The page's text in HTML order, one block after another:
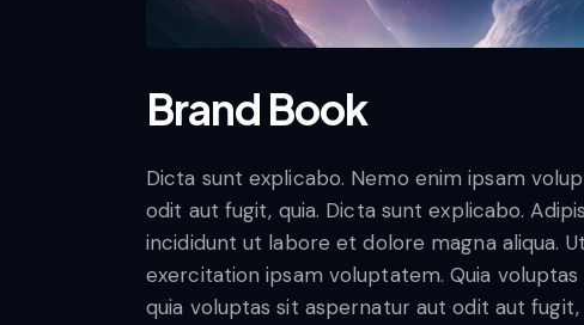
Brand Book
Dicta sunt explicabo. Nemo enim ipsam
odit aut fugit, quia. Dicta sunt explicabo.
incididunt ut labore et dolore magna aliqua.
exercitation ipsam voluptatem. Quia
quia voluptas sit aspernatur aut odit aut fugit,